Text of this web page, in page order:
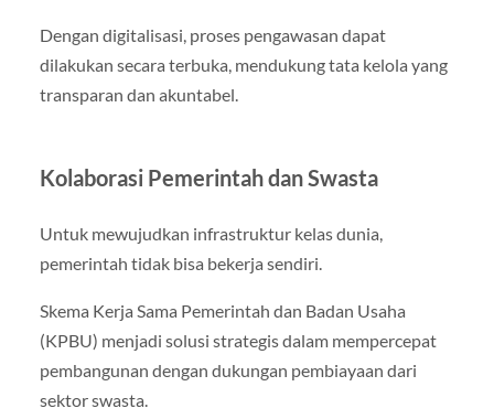
Dengan digitalisasi, proses pengawasan dapat
dilakukan secara terbuka, mendukung tata kelola yang
transparan dan akuntabel.
Kolaborasi Pemerintah dan Swasta
Untuk mewujudkan infrastruktur kelas dunia,
pemerintah tidak bisa bekerja sendiri.
Skema Kerja Sama Pemerintah dan Badan Usaha
(KPBU) menjadi solusi strategis dalam mempercepat
pembangunan dengan dukungan pembiayaan dari
sektor swasta.